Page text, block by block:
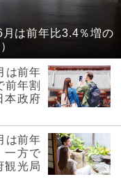
月は前年比3.4％増の
は前年
前年割
政府
は前年
一方で
光局